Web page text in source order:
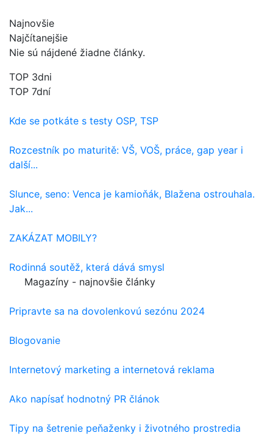
Najnovšie
Najčítanejšie
Nie sú nájdené žiadne články.
TOP 3dni
TOP 7dní
Kde se potkáte s testy OSP, TSP
Rozcestník po maturitě: VŠ, VOŠ, práce, gap year i
další...
Slunce, seno: Venca je kamioňák, Blažena ostrouhala.
Jak...
ZAKÁZAT MOBILY?
Rodinná soutěž, která dává smysl
Magazíny - najnovšie články
Pripravte sa na dovolenkovú sezónu 2024
Blogovanie
Internetový marketing a internetová reklama
Ako napísať hodnotný PR článok
Tipy na šetrenie peňaženky i životného prostredia